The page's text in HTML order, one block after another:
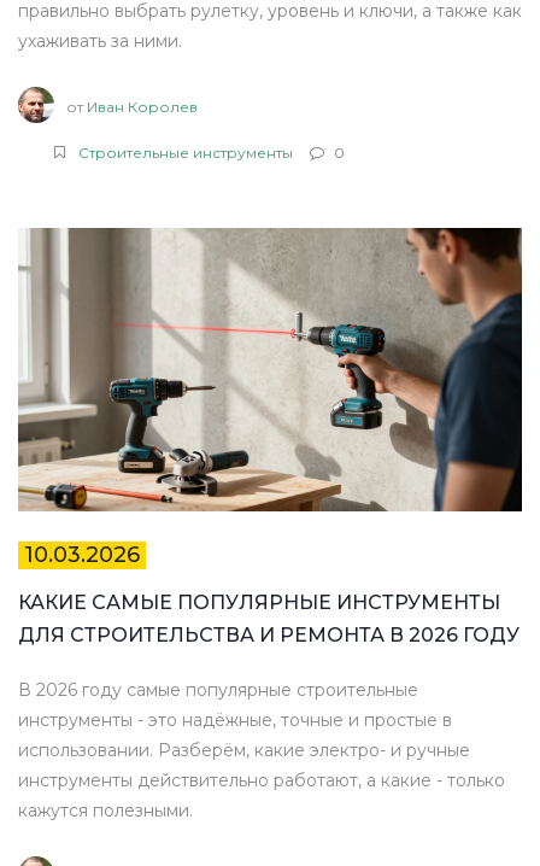
правильно выбрать рулетку, уровень и ключи, а также как
ухаживать за ними.
от Иван Королев
Строительные инструменты 0
10.03.2026
КАКИЕ САМЫЕ ПОПУЛЯРНЫЕ ИНСТРУМЕНТЫ
ДЛЯ СТРОИТЕЛЬСТВА И РЕМОНТА В 2026 ГОДУ
В 2026 году самые популярные строительные
инструменты - это надёжные, точные и простые в
использовании. Разберём, какие электро- и ручные
инструменты действительно работают, а какие - только
кажутся полезными.